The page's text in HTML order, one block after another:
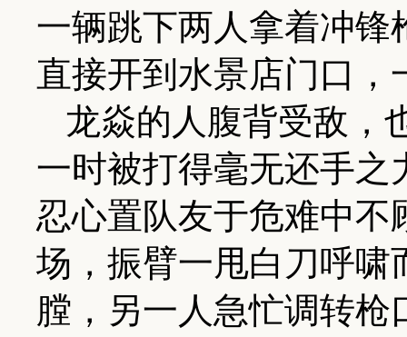
一辆跳下两人拿着冲锋
直接开到水景店门口
龙焱的人腹背受敌，
一时被打得毫无还手之
忍心置队友于危难中不
场，振臂一甩白刀呼啸
膛，另一人急忙调转